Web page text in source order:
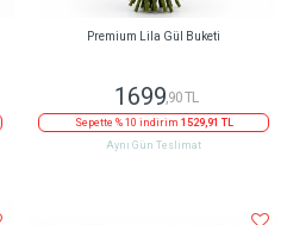
Premium Lila Gül Buketi
1699,90 TL
Sepette % 10 indirim 1529,91 TL
Aynı Gün Teslimat